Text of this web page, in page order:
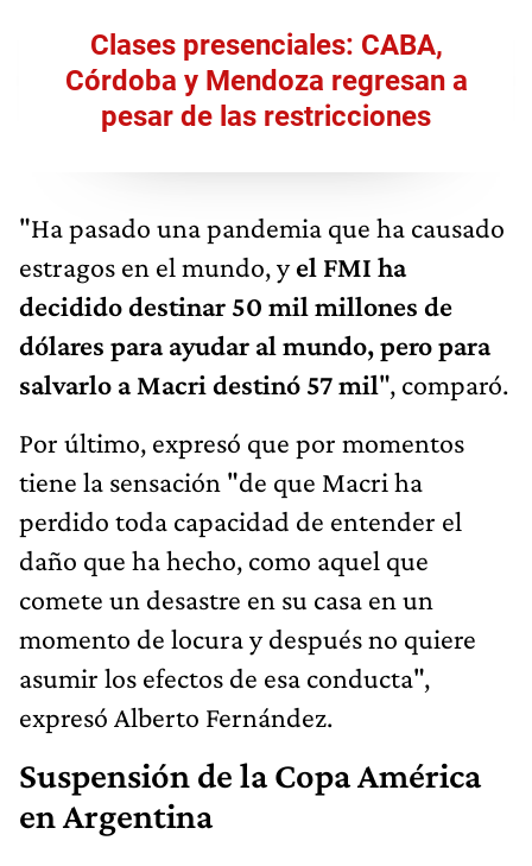
Clases presenciales: CABA,
Córdoba y Mendoza regresan a
pesar de las restricciones
"Ha pasado una pandemia que ha causado
estragos en el mundo, yel FMI ha
decidido destinar 50 mil millones de
dólares para ayudar al mundo, pero para
salvarlo a Macri destinó 57 mil", comparó.
Por último, expresó que por momentos
tiene la sensación "de que Macri ha
perdido toda capacidad de entender el
daño que ha hecho, como aquel que
comete un desastre en su casa en un
momento de locura y después no quiere
asumir los efectos de esa conducta",
expresó Alberto Fernández.
Suspensión de la Copa América
en Argentina